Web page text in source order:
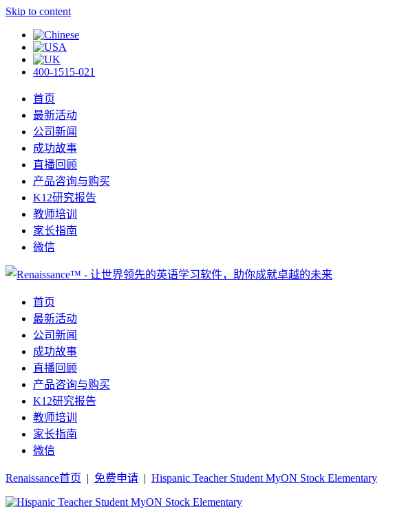
Skip to content
400-1515-021
首页
最新活动
公司新闻
成功故事
直播回顾
产品咨询与购买
K12研究报告
教师培训
家长指南
微信
首页
最新活动
公司新闻
成功故事
直播回顾
产品咨询与购买
K12研究报告
教师培训
家长指南
微信
Renaissance首页 | 免费申请 | Hispanic Teacher Student MyON Stock Elementary